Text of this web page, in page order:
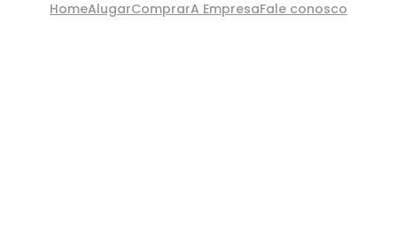
HomeAlugarComprarA EmpresaFale conosco